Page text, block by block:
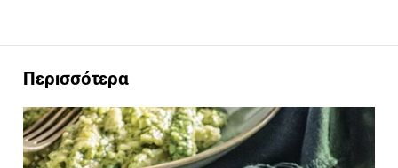
Περισσότερα